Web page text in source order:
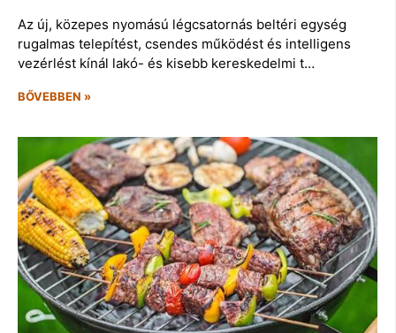
Az új, közepes nyomású légcsatornás beltéri egység
rugalmas telepítést, csendes működést és intelligens
vezérlést kínál lakó- és kisebb kereskedelmi t…
BŐVEBBEN »